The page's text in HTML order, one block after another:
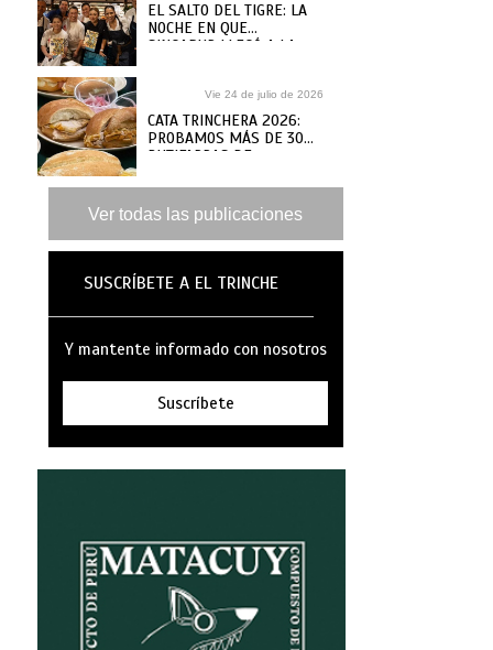
EL SALTO DEL TIGRE: LA
NOCHE EN QUE
SINGAPUR LLEGÓ A LA
Vie 24 de julio de 2026
CATA TRINCHERA 2026:
PROBAMOS MÁS DE 30
BUTIFARRAS DE
DE ANTAÑO PARA ELEGIR
LAS MEJORES
Ver todas las publicaciones
SUSCRÍBETE A EL TRINCHE
Y mantente informado con nosotros
Suscríbete